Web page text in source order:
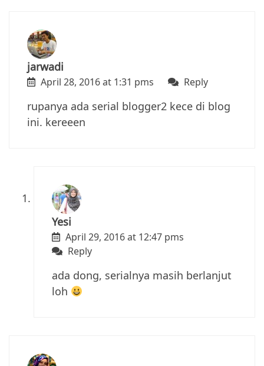
jarwadi
April 28, 2016 at 1:31 pms Reply
rupanya ada serial blogger2 kece di blog
ini. kereeen
Yesi
April 29, 2016 at 12:47 pms
Reply
ada dong, serialnya masih berlanjut
loh